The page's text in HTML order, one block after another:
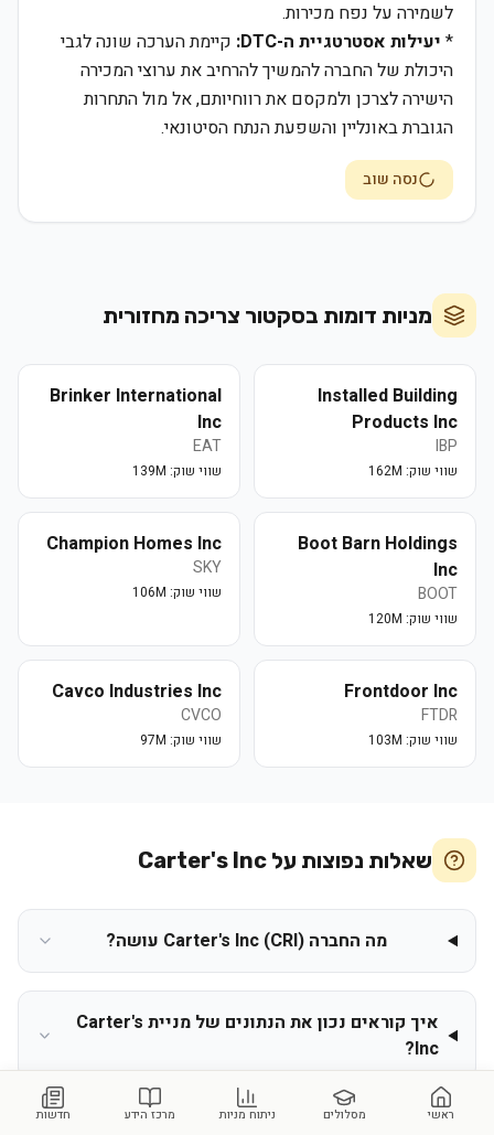
לשמירה על נפח מכירות.
* יעילות אסטרטגיית ה-DTC:
קיימת הערכה שונה לגבי
היכולת של החברה להמשיך להרחיב את ערוצי המכירה
הישירה לצרכן ולמקסם את רווחיותם, אל מול התחרות
הגוברת באונליין והשפעת הנתח הסיטונאי.
נסה שוב
מניות דומות בסקטור צריכה מחזורית
Installed Building
Products Inc
IBP
שווי שוק: 162M
Brinker International
Inc
EAT
שווי שוק: 139M
Boot Barn Holdings
Inc
BOOT
שווי שוק: 120M
Champion Homes Inc
SKY
שווי שוק: 106M
Frontdoor Inc
FTDR
שווי שוק: 103M
Cavco Industries Inc
CVCO
שווי שוק: 97M
שאלות נפוצות על Carter's Inc
מה החברה Carter's Inc (CRI) עושה?
איך קוראים נכון את הנתונים של מניית Carter's
Inc?
ראשי מסלולים ניתוח מניות מרכז הידע חדשות